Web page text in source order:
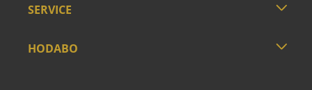
SERVICE
HODABO